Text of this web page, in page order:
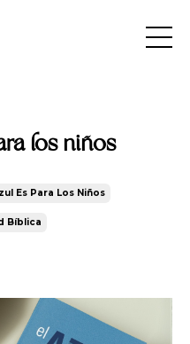
los niños
Es Para Los Niños
Bíblica